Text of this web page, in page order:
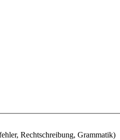
Rechtschreibung, Grammatik)